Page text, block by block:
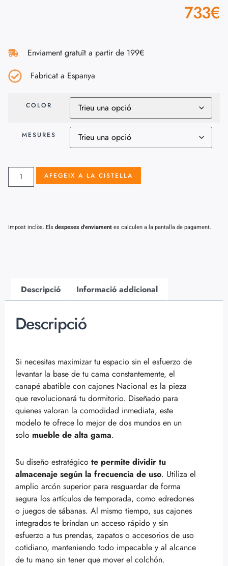
733€
Enviament gratuït a partir de 199€
Fabricat a Espanya
COLOR
MESURES
AFEGEIX A LA CISTELLA
Impost inclòs. Els despeses d'enviament es calculen a la pantalla de pagament.
Descripció Informació addicional
Descripció
Si necesitas maximizar tu espacio sin el esfuerzo de
levantar la base de tu cama constantemente, el
canapé abatible con cajones Nacional es la pieza
que revolucionará tu dormitorio. Diseñado para
quienes valoran la comodidad inmediata, este
modelo te ofrece lo mejor de dos mundos en un
solo mueble de alta gama.
Su diseño estratégico te permite dividir tu
almacenaje según la frecuencia de uso. Utiliza el
amplio arcón superior para resguardar de forma
segura los artículos de temporada, como edredones
o juegos de sábanas. Al mismo tiempo, sus cajones
integrados te brindan un acceso rápido y sin
esfuerzo a tus prendas, zapatos o accesorios de uso
cotidiano, manteniendo todo impecable y al alcance
de tu mano sin tener que mover el colchón.